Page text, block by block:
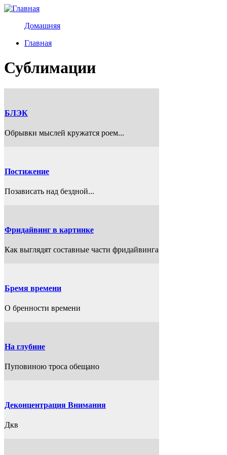
Перейти к основному содержанию
Домашняя
Главная
Сублимации
БЛЭК
Обрывки мыслей кружатся роем...
Постижение
Позависать над бездной...
Фридайвинг в картинке
Как выглядят составные части фридайвинга
Бремя времени
О бренности времени
На глубине
Пуповиною троса обещано
Деконцентрация Внимания
Дкв